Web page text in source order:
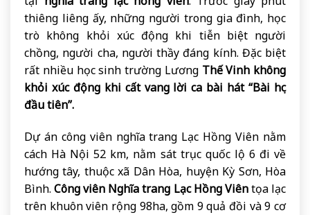
thiêng liêng ấy, những người trong gia đình, học
trò không khỏi xúc động khi tiễn biệt người
chồng, người cha, người thầy đáng kính. Đặc biệt
rất nhiều học sinh trường Lương Thế Vinh không
khỏi xúc động khi cất vang lời ca bài hát “Bài học
đầu tiên”.
Dự án công viên nghĩa trang Lạc Hồng Viên nằm
cách Hà Nội 52 km, nằm sát trục quốc lộ 6 đi về
hướng tây, thuộc xã Dân Hòa, huyện Kỳ Sơn, Hòa
Bình.Công viên Nghĩa trang Lạc Hồng Viêntọa lạc
trên khuôn viên rộng 98ha, gồm 9 quả đồi và 9 cơ